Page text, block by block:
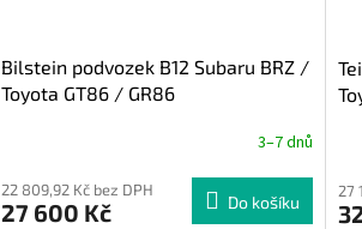
Bilstein podvozek B12 Subaru BRZ /
Toyota GT86 / GR86
3–7 dnů
22 809,92 Kč bez DPH
27 600 Kč Do košíku
27